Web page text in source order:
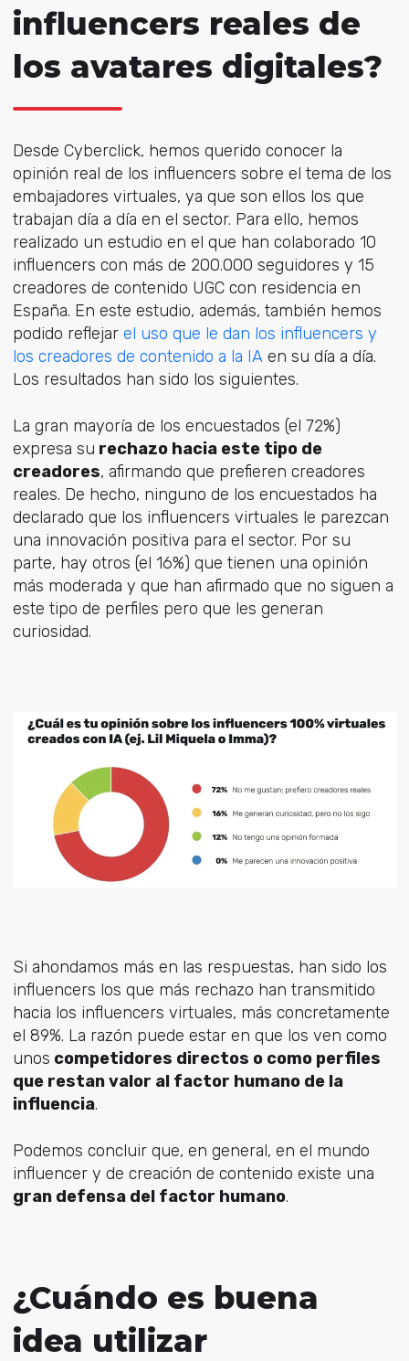
influencers reales de
los avatares digitales?
Desde Cyberclick, hemos querido conocer la
opinión real de los influencers sobre el tema de los
embajadores virtuales, ya que son ellos los que
trabajan día a día en el sector. Para ello, hemos
realizado un estudio en el que han colaborado 10
influencers con más de 200.000 seguidores y 15
creadores de contenido UGC con residencia en
España. En este estudio, además, también hemos
podido reflejar el uso que le dan los influencers y
los creadores de contenido a la IAen su día a día.
Los resultados han sido los siguientes.
La gran mayoría de los encuestados (el 72%)
expresa su rechazo hacia este tipo de
creadores, afirmando que prefieren creadores
reales. De hecho, ninguno de los encuestados ha
declarado que los influencers virtuales le parezcan
una innovación positiva para el sector. Por su
parte, hay otros (el 16%) que tienen una opinión
más moderada y que han afirmado que no siguen a
este tipo de perfiles pero que les generan
curiosidad.
Si ahondamos más en las respuestas, han sido los
influencers los que más rechazo han transmitido
hacia los influencers virtuales, más concretamente
el 89%. La razón puede estar en que los ven como
unos competidores directos o como perfiles
que restan valor al factor humano de la
influencia.
Podemos concluir que, en general, en el mundo
influencer y de creación de contenido existe una
gran defensa del factor humano.
¿Cuándo es buena
idea utilizar